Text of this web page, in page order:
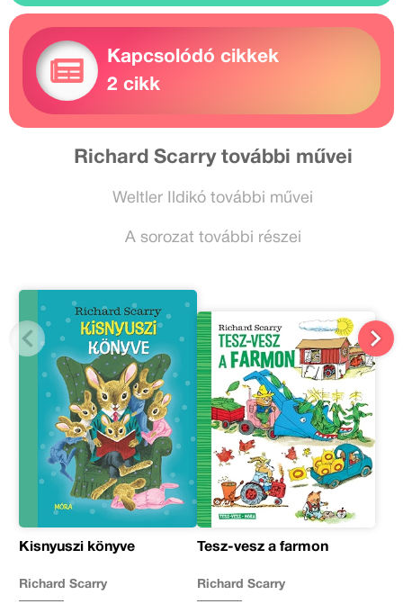
Kapcsolódó cikkek
2 cikk
Richard Scarry további művei
Weltler Ildikó további művei
A sorozat további részei
Kisnyuszi könyve
Richard Scarry
Tesz-vesz a farmon
Richard Scarry